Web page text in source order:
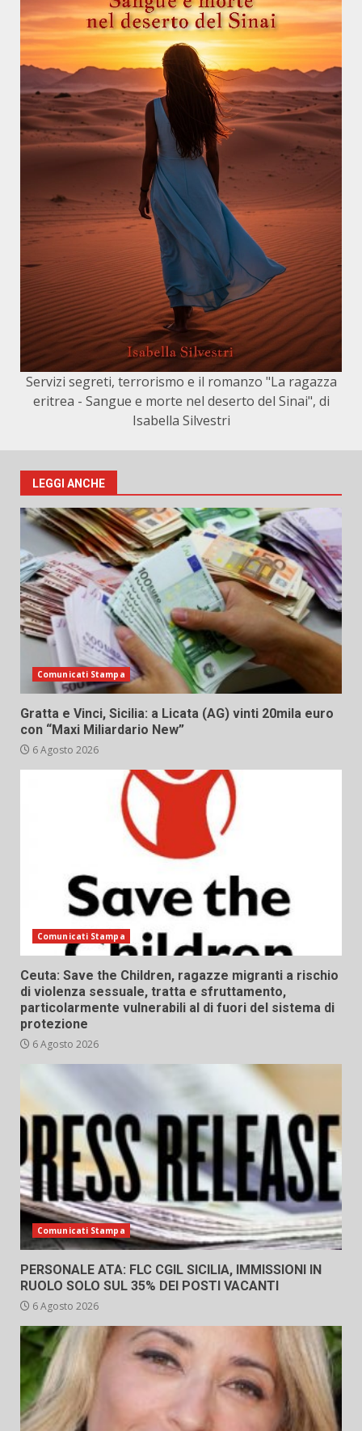
Servizi segreti, terrorismo e il romanzo "La ragazza
eritrea - Sangue e morte nel deserto del Sinai", di
Isabella Silvestri
LEGGI ANCHE
Comunicati Stampa
Gratta e Vinci, Sicilia: a Licata (AG) vinti 20mila euro
con “Maxi Miliardario New”
6 Agosto 2026
Comunicati Stampa
Ceuta: Save the Children, ragazze migranti a rischio
di violenza sessuale, tratta e sfruttamento,
particolarmente vulnerabili al di fuori del sistema di
protezione
6 Agosto 2026
Comunicati Stampa
PERSONALE ATA: FLC CGIL SICILIA, IMMISSIONI IN
RUOLO SOLO SUL 35% DEI POSTI VACANTI
6 Agosto 2026